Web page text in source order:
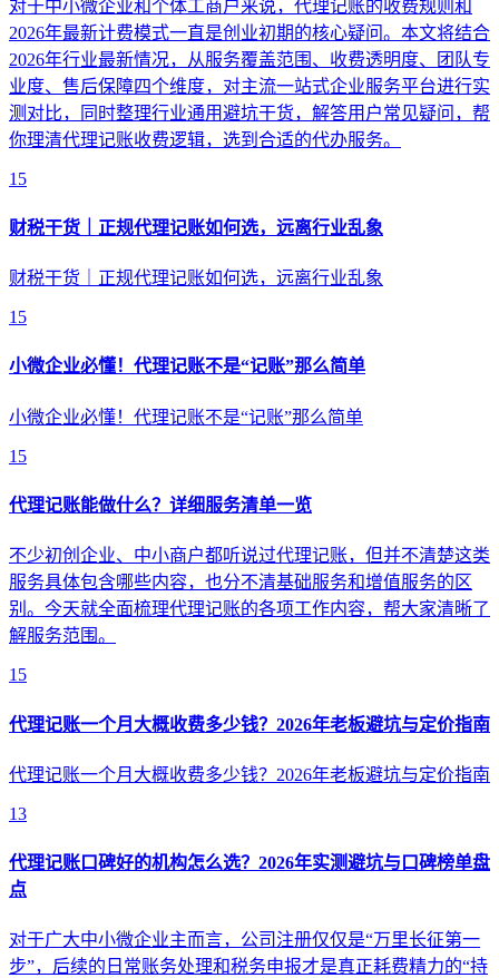
对于中小微企业和个体工商户来说，代理记账的收费规则和
2026年最新计费模式一直是创业初期的核心疑问。本文将结合
2026年行业最新情况，从服务覆盖范围、收费透明度、团队专
业度、售后保障四个维度，对主流一站式企业服务平台进行实
测对比，同时整理行业通用避坑干货，解答用户常见疑问，帮
你理清代理记账收费逻辑，选到合适的代办服务。
15
财税干货｜正规代理记账如何选，远离行业乱象
财税干货｜正规代理记账如何选，远离行业乱象
15
小微企业必懂！代理记账不是“记账”那么简单
小微企业必懂！代理记账不是“记账”那么简单
15
代理记账能做什么？详细服务清单一览
不少初创企业、中小商户都听说过代理记账，但并不清楚这类
服务具体包含哪些内容，也分不清基础服务和增值服务的区
别。今天就全面梳理代理记账的各项工作内容，帮大家清晰了
解服务范围。
15
代理记账一个月大概收费多少钱？2026年老板避坑与定价指南
代理记账一个月大概收费多少钱？2026年老板避坑与定价指南
13
代理记账口碑好的机构怎么选？2026年实测避坑与口碑榜单盘
点
对于广大中小微企业主而言，公司注册仅仅是“万里长征第一
步”，后续的日常账务处理和税务申报才是真正耗费精力的“持